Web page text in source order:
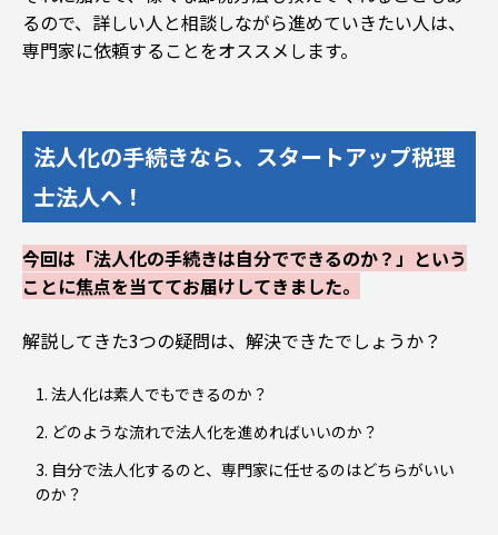
るので、詳しい人と相談しながら進めていきたい人は、
専門家に依頼することをオススメします。
法人化の手続きなら、スタートアップ税理
士法人へ！
今回は「法人化の手続きは自分でできるのか？」という
ことに焦点を当ててお届けしてきました。
解説してきた3つの疑問は、解決できたでしょうか？
法人化は素人でもできるのか？
どのような流れで法人化を進めればいいのか？
自分で法人化するのと、専門家に任せるのはどちらがいい
のか？